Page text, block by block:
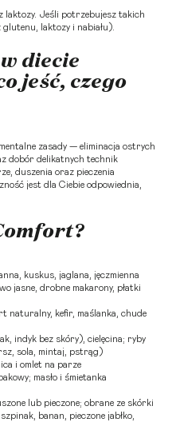
laktozy. Jeśli potrzebujesz takich
glutenu, laktozy i nabiału).
diecie
jeść, czego
zasady — eliminacja ostrych
dobór delikatnych technik
duszenia oraz pieczenia
jest dla Ciebie odpowiednia,
kuskus, jaglana, jęczmienna
jasne, drobne makarony, płatki
naturalny, kefir, maślanka, chude
indyk bez skóry), cielęcina; ryby
sola, mintaj, pstrąg)
i omlet na parze
masło i śmietanka
lub pieczone; obrane ze skórki
banan, pieczone jabłko,